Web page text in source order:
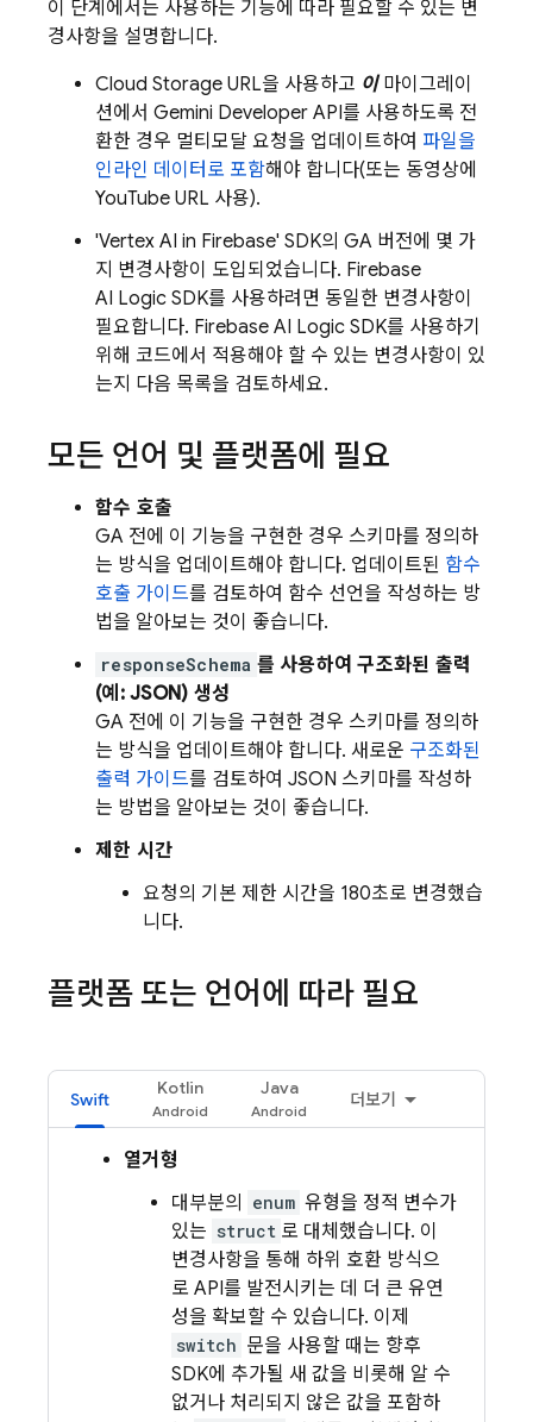
이 단계에서는 사용하는 기능에 따라 필요할 수 있는 변
경사항을 설명합니다.
Cloud Storage URL을 사용하고 이마이그레이
션에서 Gemini Developer API를 사용하도록 전
환한 경우 멀티모달 요청을 업데이트하여 파일을
인라인 데이터로 포함해야 합니다(또는 동영상에
YouTube URL 사용).
'Vertex AI in Firebase' SDK의 GA 버전에 몇 가
지 변경사항이 도입되었습니다. Firebase
AI Logic SDK를 사용하려면 동일한 변경사항이
필요합니다. Firebase AI Logic SDK를 사용하기
위해 코드에서 적용해야 할 수 있는 변경사항이 있
는지 다음 목록을 검토하세요.
모든 언어 및 플랫폼에 필요
함수 호출
GA 전에 이 기능을 구현한 경우 스키마를 정의하
는 방식을 업데이트해야 합니다. 업데이트된 함수
호출 가이드를 검토하여 함수 선언을 작성하는 방
법을 알아보는 것이 좋습니다.
responseSchema 를 사용하여 구조화된 출력
(예: JSON) 생성
GA 전에 이 기능을 구현한 경우 스키마를 정의하
는 방식을 업데이트해야 합니다. 새로운 구조화된
출력 가이드를 검토하여 JSON 스키마를 작성하
는 방법을 알아보는 것이 좋습니다.
제한 시간
요청의 기본 제한 시간을 180초로 변경했습
니다.
플랫폼 또는 언어에 따라 필요
Swift
Kotlin Java
더보기
열거형
대부분의
enum 유형을 정적 변수가
있는 struct 로 대체했습니다. 이
변경사항을 통해 하위 호환 방식으
로 API를 발전시키는 데 더 큰 유연
성을 확보할 수 있습니다. 이제
switch 문을 사용할 때는 향후
SDK에 추가될 새 값을 비롯해 알 수
없거나 처리되지 않은 값을 포함하